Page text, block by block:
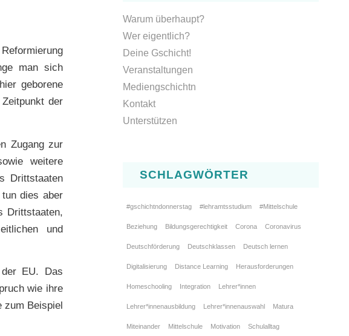
man sich
geborene
der
Zugang zur
weitere
Drittstaaten
dies aber
Drittstaaten,
und
EU. Das
wie ihre
Beispiel
Warum überhaupt?
Wer eigentlich?
Deine Gschicht!
Veranstaltungen
Mediengschichtn
Kontakt
Unterstützen
SCHLAGWÖRTER
#gschichtndonnerstag #lehramtsstudium #Mittelschule
Beziehung Bildungsgerechtigkeit Corona Coronavirus
Deutschförderung Deutschklassen Deutsch lernen
Digitalisierung Distance Learning Herausforderungen
Homeschooling Integration Lehrer*innen
Lehrer*innenausbildung Lehrer*innenauswahl Matura
Miteinander Mittelschule Motivation Schulalltag